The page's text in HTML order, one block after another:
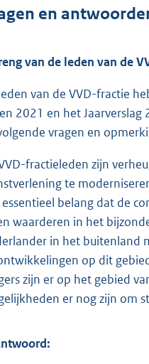
en
van de leden van de
van de VVD-fractie
2021 en het
vragen en
fractieleden zijn
te
belang dat de
waarderen in het
in het buitenland
op dit
zijn er op het gebied
er nog zijn om